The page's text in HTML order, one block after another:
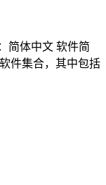
简体中文 软件简
件集合，其中包括